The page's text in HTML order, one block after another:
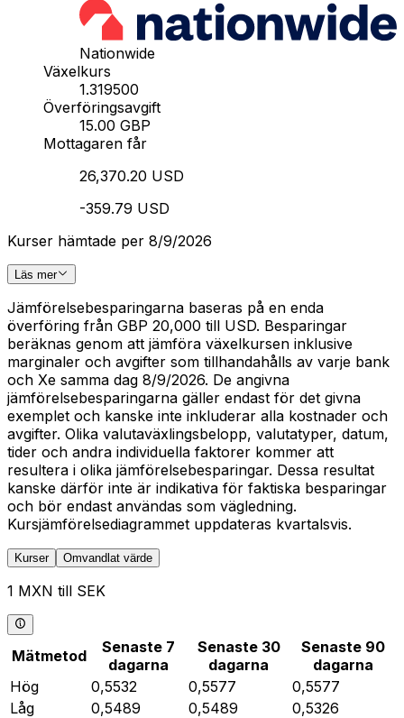
Nationwide
Växelkurs
1.319500
Överföringsavgift
15.00 GBP
Mottagaren får
26,370.20 USD
-359.79 USD
Kurser hämtade per 8/9/2026
Läs mer
Jämförelsebesparingarna baseras på en enda
överföring från GBP 20,000 till USD. Besparingar
beräknas genom att jämföra växelkursen inklusive
marginaler och avgifter som tillhandahålls av varje bank
och Xe samma dag 8/9/2026. De angivna
jämförelsebesparingarna gäller endast för det givna
exemplet och kanske inte inkluderar alla kostnader och
avgifter. Olika valutaväxlingsbelopp, valutatyper, datum,
tider och andra individuella faktorer kommer att
resultera i olika jämförelsebesparingar. Dessa resultat
kanske därför inte är indikativa för faktiska besparingar
och bör endast användas som vägledning.
Kursjämförelsediagrammet uppdateras kvartalsvis.
Kurser Omvandlat värde
1 MXN till SEK
Mätmetod
Senaste 7
dagarna
Senaste 30
dagarna
Senaste 90
dagarna
Hög
0,5532 0,5577
0,5577
Låg
0,5489 0,5489
0,5326